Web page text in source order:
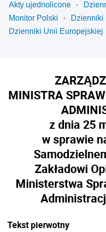
Akty ujednolicone
Monitor Polski
Dzienniki
Dzienniki Unii Europejskiej
MINISTRA
z dnia 25
w sprawie
Zakładowi
Ministerstwa
Tekst pierwotny